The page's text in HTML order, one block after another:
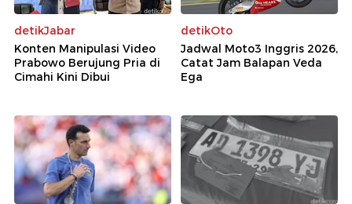
detikJabar
Konten Manipulasi Video
Prabowo Berujung Pria di
Cimahi Kini Dibui
detikOto
Jadwal Moto3 Inggris 2026,
Catat Jam Balapan Veda
Ega